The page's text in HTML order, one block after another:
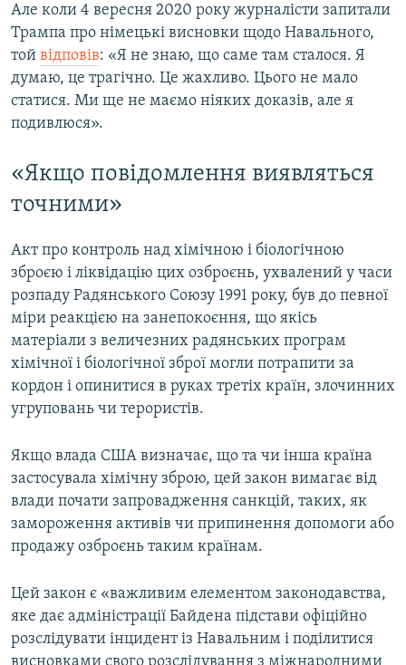
Але коли 4 вересня 2020 року журналісти запитали
Трампа про німецькі висновки щодо Навального,
той відповів: «Я не знаю, що саме там сталося. Я
думаю, це трагічно. Це жахливо. Цього не мало
статися. Ми ще не маємо ніяких доказів, але я
подивлюся».
«Якщо повідомлення виявляться
точними»
Акт про контроль над хімічною і біологічною
зброєю і ліквідацію цих озброєнь, ухвалений у часи
розпаду Радянського Союзу 1991 року, був до певної
міри реакцією на занепокоєння, що якісь
матеріали з величезних радянських програм
хімічної і біологічної зброї могли потрапити за
кордон і опинитися в руках третіх країн, злочинних
угруповань чи терористів.
Якщо влада США визначає, що та чи інша країна
застосувала хімічну зброю, цей закон вимагає від
влади почати запровадження санкцій, таких, як
замороження активів чи припинення допомоги або
продажу озброєнь таким країнам.
Цей закон є «важливим елементом законодавства,
яке дає адміністрації Байдена підстави офіційно
розслідувати інцидент із Навальним і поділитися